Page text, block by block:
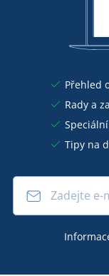
Přehled
Rady a
Tipy na